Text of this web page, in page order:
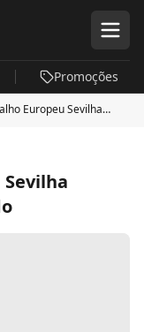
Promoções
Europeu Sevilha